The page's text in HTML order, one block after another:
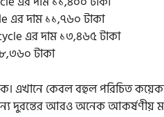
এর দাম ১১,৭৬০ টাকা
এর দাম ১৩,৪৬৫ টাকা
টাকা
এখানে কেবল বহুল পরিচিত
দুরন্তের আরও অনেক আকর্ষণীয়